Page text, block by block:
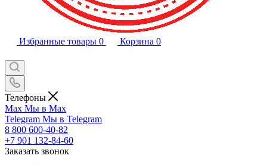
Избранные товары 0 Корзина 0
Телефоны
Max Мы в Max
Telegram Мы в Telegram
8 800 600-40-82
+7 901 132-84-60
Заказать звонок